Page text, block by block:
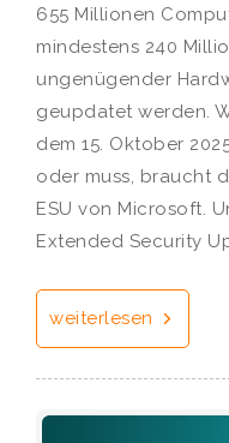
655 Millionen
mindestens 240
ungenügender
geupdatet werden.
dem 15. Oktober
oder muss, braucht
ESU von Microsoft.
Extended Security
weiterlesen